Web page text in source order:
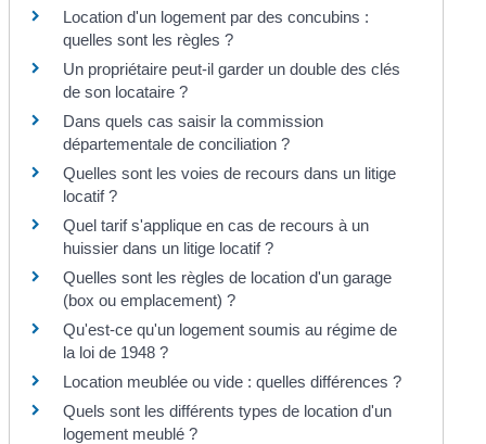
Location d'un logement par des concubins :
quelles sont les règles ?
Un propriétaire peut-il garder un double des clés
de son locataire ?
Dans quels cas saisir la commission
départementale de conciliation ?
Quelles sont les voies de recours dans un litige
locatif ?
Quel tarif s'applique en cas de recours à un
huissier dans un litige locatif ?
Quelles sont les règles de location d'un garage
(box ou emplacement) ?
Qu'est-ce qu'un logement soumis au régime de
la loi de 1948 ?
Location meublée ou vide : quelles différences ?
Quels sont les différents types de location d'un
logement meublé ?